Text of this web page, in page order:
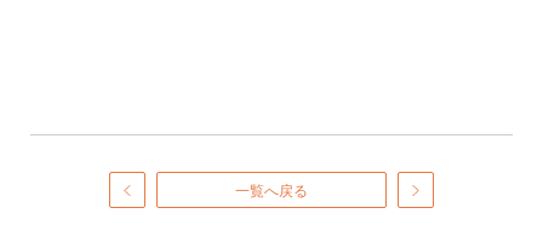
一覧へ戻る